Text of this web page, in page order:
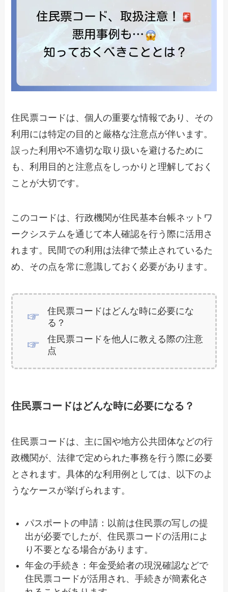
住民票コードは、個人の重要な情報であり、その
利用には特定の目的と厳格な注意点が伴います。
誤った利用や不適切な取り扱いを避けるために
も、利用目的と注意点をしっかりと理解しておく
ことが大切です。
このコードは、行政機関が住民基本台帳ネットワ
ークシステムを通じて本人確認を行う際に活用さ
れます。民間での利用は法律で禁止されているた
め、その点を常に意識しておく必要があります。
住民票コードはどんな時に必要にな
る？
住民票コードを他人に教える際の注意
点
住民票コードはどんな時に必要になる？
住民票コードは、主に国や地方公共団体などの行
政機関が、法律で定められた事務を行う際に必要
とされます。具体的な利用例としては、以下のよ
うなケースが挙げられます。
パスポートの申請：以前は住民票の写しの提
出が必要でしたが、住民票コードの活用によ
り不要となる場合があります。
年金の手続き：年金受給者の現況確認などで
住民票コードが活用され、手続きが簡素化さ